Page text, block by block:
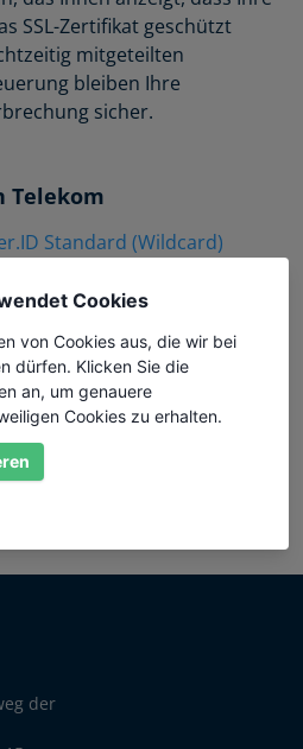
SSL-Zertifikat geschützt
mitgeteilten
bleiben Ihre
sicher.
Telekom
Standard (Wildcard)
Wildcard
Multidomain Flex
Multidomain
der
Cookies
von Cookies aus, die wir bei
dürfen. Klicken Sie die
an, um genauere
Cookies zu erhalten.